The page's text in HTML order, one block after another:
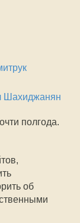
Шахиджанян
полгода.
об